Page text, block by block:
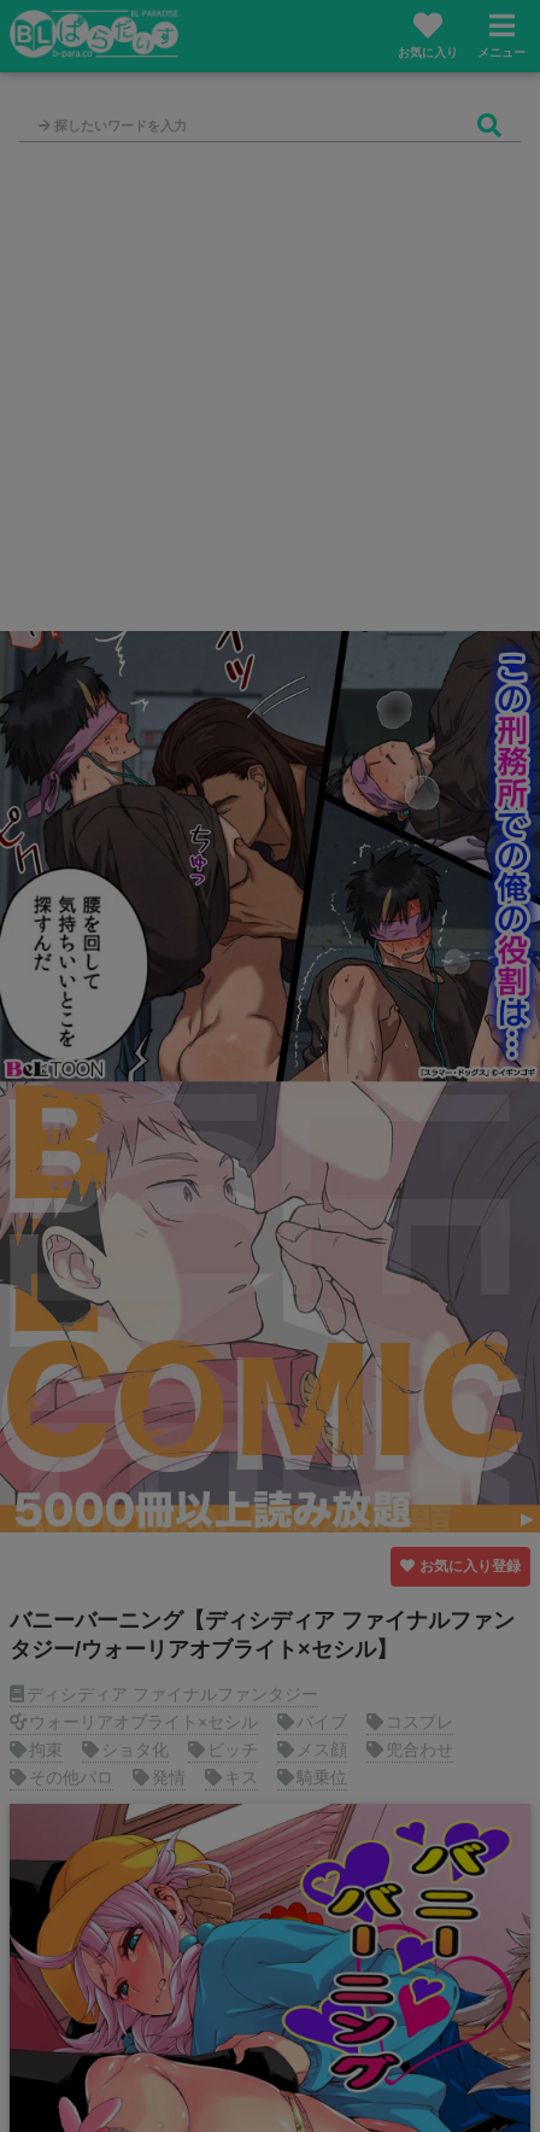
お気に入り メニュー
お気に入り登録
バニーバーニング【ディシディア ファイナルファン
タジー/ウォーリアオブライト×セシル】
ディシディア ファイナルファンタジー
ウォーリアオブライト×セシル
バイブ
コスプレ
拘束
ショタ化 ビッチ メス顔
兜合わせ
その他パロ
発情 キス 騎乗位